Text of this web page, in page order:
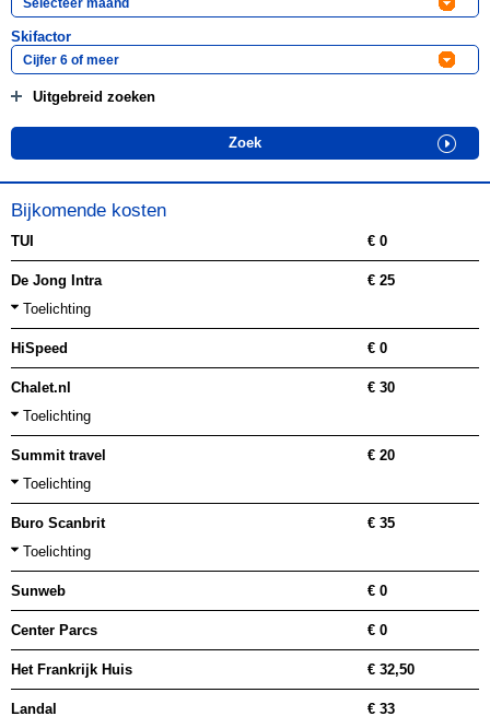
Skifactor
Uitgebreid zoeken
Bijkomende kosten
TUI € 0
De Jong Intra
€ 25
Toelichting
HiSpeed € 0
Chalet.nl
€ 30
Toelichting
Summit travel
€ 20
Toelichting
Buro Scanbrit
€ 35
Toelichting
Sunweb € 0
Center Parcs € 0
Het Frankrijk Huis € 32,50
Landal
€ 33